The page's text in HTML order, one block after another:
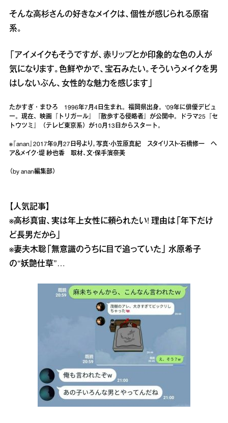
そんな高杉さんの好きなメイクは、個性が感じられる原宿
系。
「アイメイクもそうですが、赤リップとか印象的な色の人が
気になります。色鮮やかで、宝石みたい。そういうメイクを男
はしないぶん、女性的な魅力を感じます」
たかすぎ・まひろ 1996年7月4日生まれ。福岡県出身。‘09年に俳優デビュ
ー。現在、映画『トリガール』『散歩する侵略者』が公開中。ドラマ25『セ
トウツミ』（テレビ東京系）が10月13日からスタート。
※『anan』2017年9月27日号より。写真・小笠原真紀 スタイリスト・石橋修一 ヘ
ア＆メイク・堤 紗也香 取材、文・保手濱奈美
（by anan編集部）
【人気記事】
※高杉真宙、実は年上女性に頼られたい! 理由は「年下だけ
ど長男だから」
※妻夫木聡「無意識のうちに目で追っていた」 水原希子
の“妖艶仕草”…